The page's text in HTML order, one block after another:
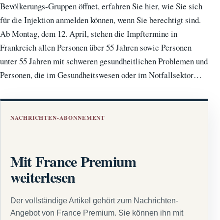
Bevölkerungs-Gruppen öffnet, erfahren Sie hier, wie Sie sich
für die Injektion anmelden können, wenn Sie berechtigt sind.
Ab Montag, dem 12. April, stehen die Impftermine in
Frankreich allen Personen über 55 Jahren sowie Personen
unter 55 Jahren mit schweren gesundheitlichen Problemen und
Personen, die im Gesundheitswesen oder im Notfallsektor…
NACHRICHTEN-ABONNEMENT
Mit France Premium
weiterlesen
Der vollständige Artikel gehört zum Nachrichten-
Angebot von France Premium. Sie können ihn mit